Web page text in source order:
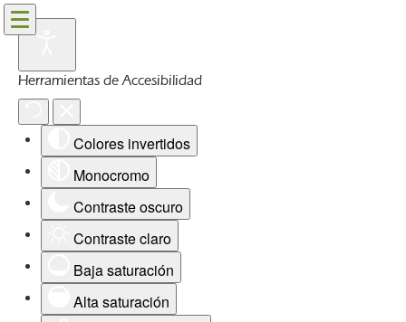
Herramientas de Accesibilidad
Colores invertidos
Monocromo
Contraste oscuro
Contraste claro
Baja saturación
Alta saturación